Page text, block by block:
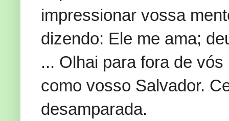
impressionar vossa
dizendo: Ele me ama;
... Olhai para fora de
como vosso Salvador.
desamparada.